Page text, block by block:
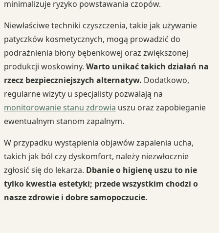
minimalizuje ryzyko powstawania czopów.
Niewłaściwe techniki czyszczenia, takie jak używanie
patyczków kosmetycznych, mogą prowadzić do
podrażnienia błony bębenkowej oraz zwiększonej
produkcji woskowiny. Warto unikać takich działań na
rzecz bezpieczniejszych alternatyw. Dodatkowo,
regularne wizyty u specjalisty pozwalają na
monitorowanie stanu zdrowia uszu oraz zapobieganie
ewentualnym stanom zapalnym.
W przypadku wystąpienia objawów zapalenia ucha,
takich jak ból czy dyskomfort, należy niezwłocznie
zgłosić się do lekarza. Dbanie o higienę uszu to nie
tylko kwestia estetyki; przede wszystkim chodzi o
nasze zdrowie i dobre samopoczucie.